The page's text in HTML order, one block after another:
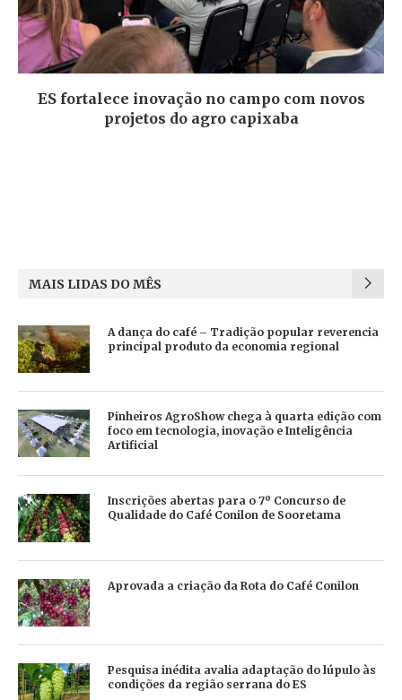
ES fortalece inovação no campo com novos
projetos do agro capixaba
MAIS LIDAS DO MÊS
A dança do café – Tradição popular reverencia
principal produto da economia regional
Pinheiros AgroShow chega à quarta edição com
foco em tecnologia, inovação e Inteligência
Artificial
Inscrições abertas para o 7º Concurso de
Qualidade do Café Conilon de Sooretama
Aprovada a criação da Rota do Café Conilon
Pesquisa inédita avalia adaptação do lúpulo às
condições da região serrana do ES